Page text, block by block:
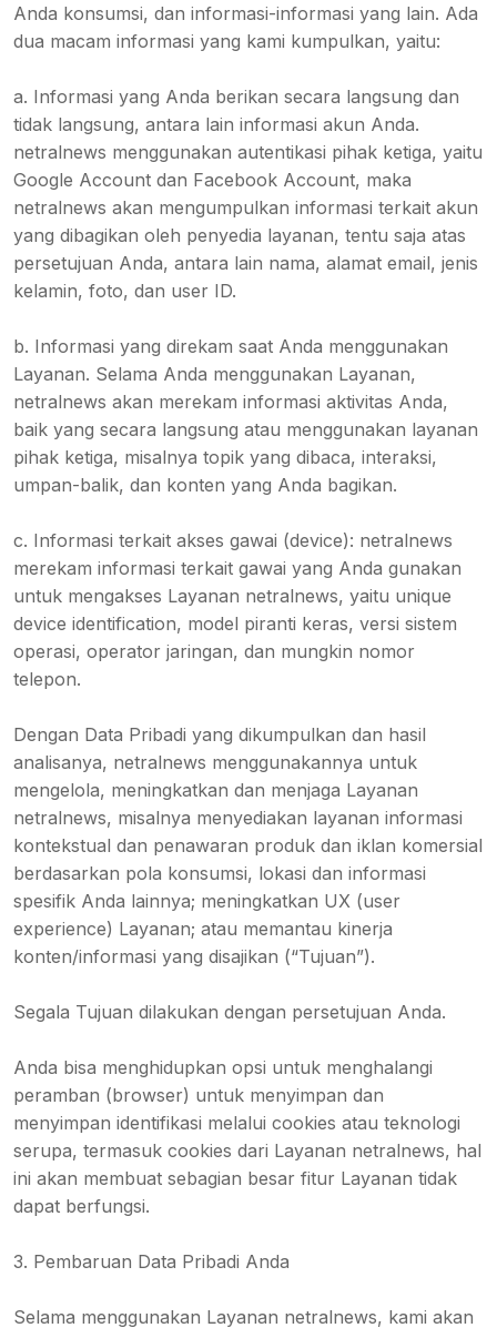
Anda konsumsi, dan informasi-informasi yang lain. Ada
dua macam informasi yang kami kumpulkan, yaitu:
a. Informasi yang Anda berikan secara langsung dan
tidak langsung, antara lain informasi akun Anda.
netralnews menggunakan autentikasi pihak ketiga, yaitu
Google Account dan Facebook Account, maka
netralnews akan mengumpulkan informasi terkait akun
yang dibagikan oleh penyedia layanan, tentu saja atas
persetujuan Anda, antara lain nama, alamat email, jenis
kelamin, foto, dan user ID.
b. Informasi yang direkam saat Anda menggunakan
Layanan. Selama Anda menggunakan Layanan,
netralnews akan merekam informasi aktivitas Anda,
baik yang secara langsung atau menggunakan layanan
pihak ketiga, misalnya topik yang dibaca, interaksi,
umpan-balik, dan konten yang Anda bagikan.
c. Informasi terkait akses gawai (device): netralnews
merekam informasi terkait gawai yang Anda gunakan
untuk mengakses Layanan netralnews, yaitu unique
device identification, model piranti keras, versi sistem
operasi, operator jaringan, dan mungkin nomor
telepon.
Dengan Data Pribadi yang dikumpulkan dan hasil
analisanya, netralnews menggunakannya untuk
mengelola, meningkatkan dan menjaga Layanan
netralnews, misalnya menyediakan layanan informasi
kontekstual dan penawaran produk dan iklan komersial
berdasarkan pola konsumsi, lokasi dan informasi
spesifik Anda lainnya; meningkatkan UX (user
experience) Layanan; atau memantau kinerja
konten/informasi yang disajikan (“Tujuan”).
Segala Tujuan dilakukan dengan persetujuan Anda.
Anda bisa menghidupkan opsi untuk menghalangi
peramban (browser) untuk menyimpan dan
menyimpan identifikasi melalui cookies atau teknologi
serupa, termasuk cookies dari Layanan netralnews, hal
ini akan membuat sebagian besar fitur Layanan tidak
dapat berfungsi.
3. Pembaruan Data Pribadi Anda
Selama menggunakan Layanan netralnews, kami akan